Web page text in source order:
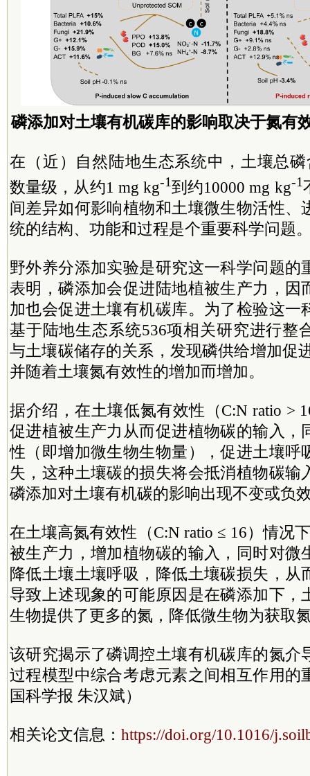
磷添加对土壤有机碳库的影响取决于氮有
在（近）自然陆地生态系统中，土壤总
数量级，从约1 mg kg-1到约10000 mg kg-1
间差异如何影响植物和土壤微生物活性、
统的结构、功能和过程是个重要科学问题
野外养分添加实验是研究这一科学问题的
表明，磷添加会促进陆地植被生产力，因
加也会促进土壤有机碳库。为了检验这一
基于陆地生态系统536项相关研究进行整
与土壤碳储存的关系，发现磷供给增加促
并随着土壤氮有效性的增加而增加。
据介绍，在土壤低氮有效性（C:N ratio >
促进植被生产力从而促进植物碳的输入，
性（即增加微生物生物量），促进土壤呼
失，这种土壤碳的损失将会抵消植物碳输
磷添加对土壤有机碳的影响出现不变或负
在土壤高氮有效性（C:N ratio ≤ 16）情况
被生产力，增加植物碳的输入，同时对微
降低土壤土壤呼吸，降低土壤碳损失，从
导致上述现象的可能原因是在磷添加下，
生物提供了更多的氮，降低微生物为获取
该研究揭示了磷调控土壤有机碳库的氮介
过程模型中综合考虑元素之间相互作用的
国科学报 朱汉斌）
相关论文信息： https://doi.org/10.1016/